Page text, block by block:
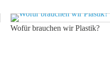
Wofür brauchen wir Plastik?